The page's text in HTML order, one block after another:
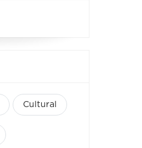
Cultural